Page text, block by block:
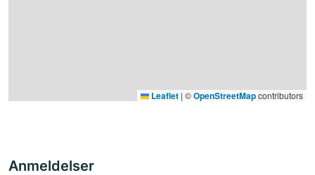
Leaflet | ©OpenStreetMapcontributors
Anmeldelser